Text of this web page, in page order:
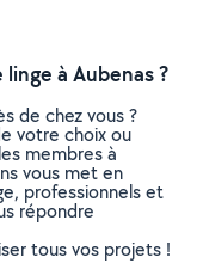
à Aubenas ?
de chez vous ?
votre choix ou
membres à
vous met en
professionnels et
répondre
tous vos projets !